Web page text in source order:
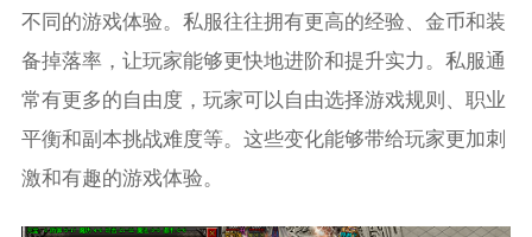
不同的游戏体验。私服往往拥有更高的经验、金币和装
备掉落率，让玩家能够更快地进阶和提升实力。私服通
常有更多的自由度，玩家可以自由选择游戏规则、职业
平衡和副本挑战难度等。这些变化能够带给玩家更加刺
激和有趣的游戏体验。